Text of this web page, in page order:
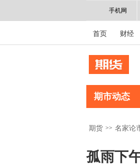
手机网
首页 财经
期市动态
期货 >> 名家论
孤雨下